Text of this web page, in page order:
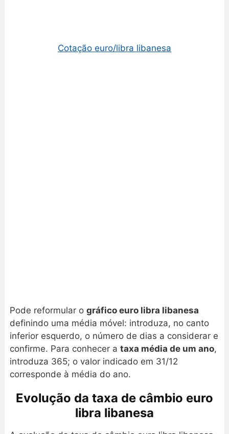
Cotação euro/libra libanesa
Pode reformular o gráfico euro libra libanesa
definindo uma média móvel: introduza, no canto
inferior esquerdo, o número de dias a considerar e
confirme. Para conhecer a taxa média de um ano,
introduza 365; o valor indicado em 31/12
corresponde à média do ano.
Evolução da taxa de câmbio euro
libra libanesa